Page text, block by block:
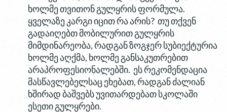
ხოლმე თვითონ გულყრის ფორმულა.
ყველაზე კარგი იცით რა არის? თუ თქვენ
გადაიღებთ მობილურით გულყრის
მიმდინარეობა, რადგან ზოგჯერ სუბიექტურია
ხოლმე აღქმა, ხოლმე განსაკუთრებით
არაპროფესიონალებში. ეს რეკომენდაცია
მასწავლებელსაც ეხებათ, რადგან ძალიან
ხშირად ბაშვებს უვითარდებათ სკოლაში
ესეთი გულყრები.